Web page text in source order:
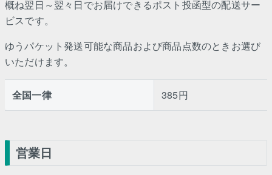
概ね翌日～翌々日でお届けできるポスト投函型の配送サー
ビスです。
ゆうパケット発送可能な商品および商品点数のときお選び
いただけます。
全国一律 385円
営業日